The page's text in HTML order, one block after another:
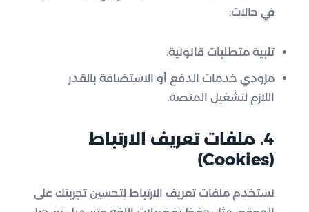
في حالات:
تلبية متطلبات قانونية.
مزودي خدمات الدفع أو الاستضافة بالقدر
اللازم لتشغيل المنصة.
4. ملفات تعريف الارتباط
(Cookies)
نستخدم ملفات تعريف الارتباط لتحسين تجربتك على